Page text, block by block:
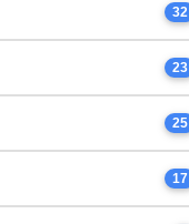
32
23
25
17